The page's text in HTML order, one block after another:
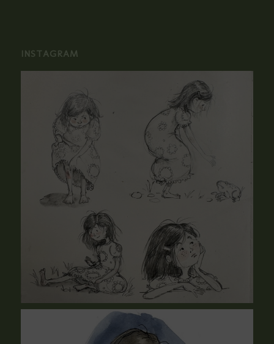
INSTAGRAM